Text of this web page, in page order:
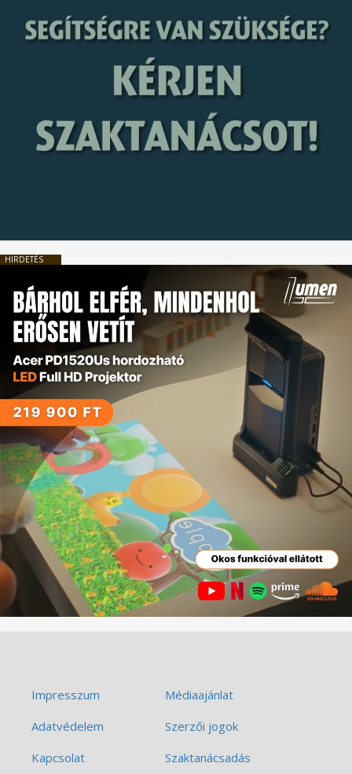
HIRDETÉS
Impresszum
Médiaajánlat
Adatvédelem
Szerzői jogok
Kapcsolat
Szaktanácsadás